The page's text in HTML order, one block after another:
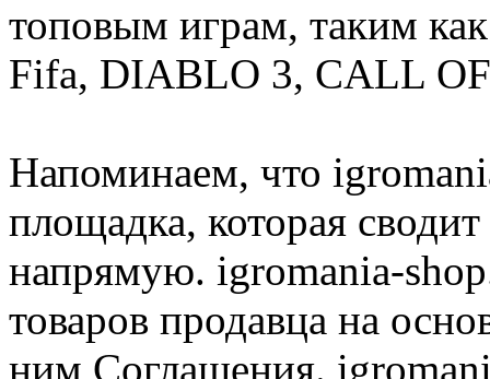
топовым играм, таким
Fifa, DIABLO 3, CALL
Напоминаем, что
площадка, которая
напрямую. igromania-
товаров продавца на
ним Соглашения.